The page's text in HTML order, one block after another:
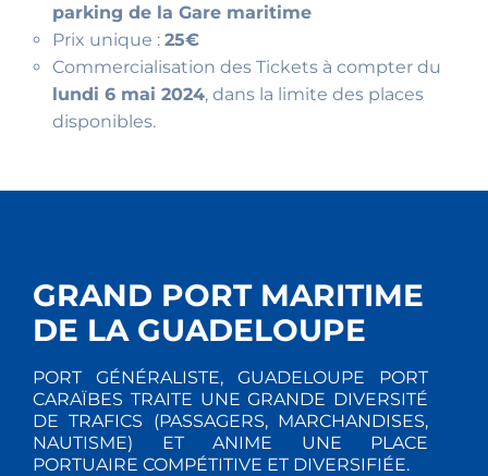
parking de la Gare maritime
Prix unique : 25€
Commercialisation des Tickets à compter du
lundi 6 mai 2024, dans la limite des places
disponibles.
GRAND PORT MARITIME
DE LA GUADELOUPE
PORT GÉNÉRALISTE, GUADELOUPE PORT
CARAÏBES TRAITE UNE GRANDE DIVERSITÉ
DE TRAFICS (PASSAGERS, MARCHANDISES,
NAUTISME) ET ANIME UNE PLACE
PORTUAIRE COMPÉTITIVE ET DIVERSIFIÉE.